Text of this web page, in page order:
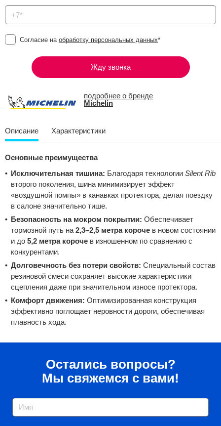
Согласие на обработку персональных данных*
Жду звонка
подробнее о бренде
Michelin
Описание Характеристики
Основные преимущества
Исключительная тишина: Благодаря технологии Silent Rib
второго поколения, шина минимизирует эффект
«воздушной помпы» в канавках протектора, делая поездку
в салоне значительно тише.
Безопасность на мокром покрытии: Обеспечивает
тормозной путь на 2,3–2,5 метра короче в новом состоянии
и до 5,2 метра короче в изношенном по сравнению с
конкурентами.
Долговечность без потери свойств: Специальный состав
резиновой смеси сохраняет высокие характеристики
сцепления даже при значительном износе протектора.
Комфорт движения: Оптимизированная конструкция
эффективно поглощает неровности дороги, обеспечивая
плавность хода.
Остались вопросы?
Мы свяжемся с вами!